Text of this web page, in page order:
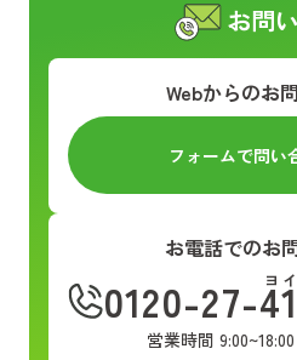
お問
Webからのお
フォームで問い
お電話でのお
0120-27- ヨ
営業時間 9:00~18:00